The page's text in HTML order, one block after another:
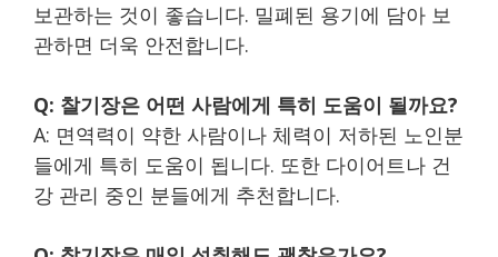
보관하는 것이 좋습니다. 밀폐된 용기에 담아 보
관하면 더욱 안전합니다.
Q: 찰기장은 어떤 사람에게 특히 도움이 될까요?
A: 면역력이 약한 사람이나 체력이 저하된 노인분
들에게 특히 도움이 됩니다. 또한 다이어트나 건
강 관리 중인 분들에게 추천합니다.